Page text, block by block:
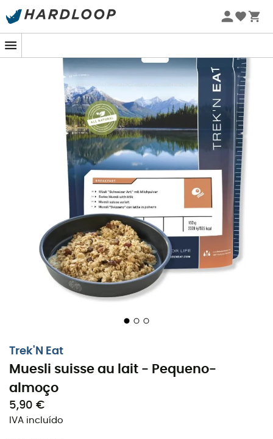
Promoções de verão 🔥 -5% EXTRA a partir de 2 produtos*
Trek'N Eat
Muesli suisse au lait - Pequeno-
almoço
5,90 €
IVA incluído